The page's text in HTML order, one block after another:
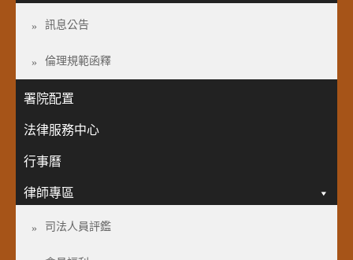
訊息公告
倫理規範函釋
署院配置
法律服務中心
行事曆
律師專區
司法人員評鑑